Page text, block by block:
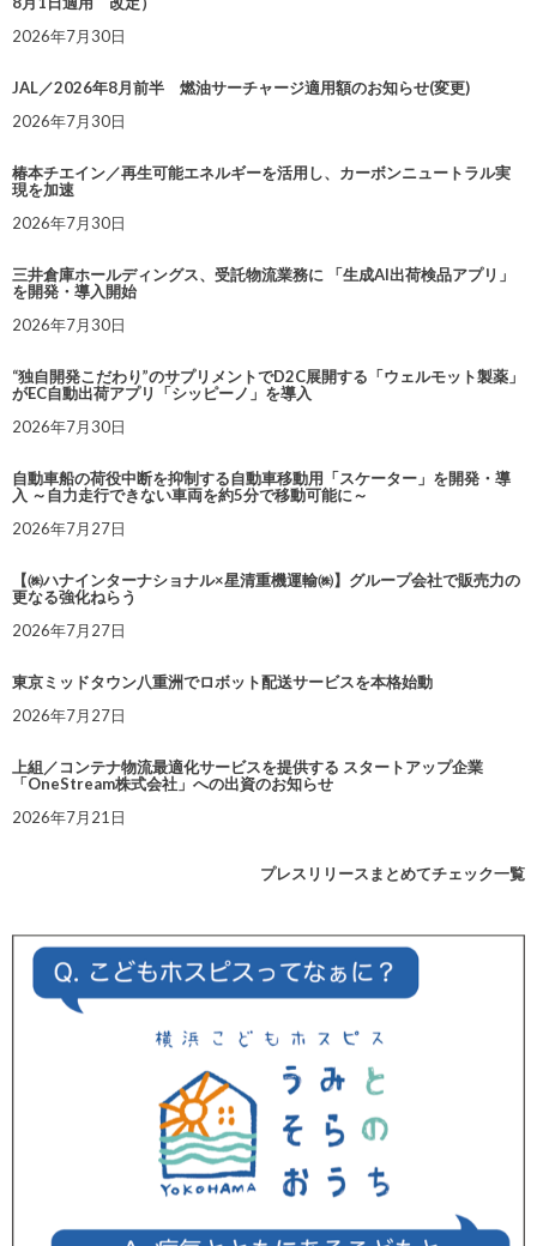
2026年7月30日
JAL／2026年8月前半 燃油サーチャージ適用額のお知らせ(変更)
2026年7月30日
椿本チエイン／再生可能エネルギーを活用し、カーボンニュートラル実
現を加速
2026年7月30日
三井倉庫ホールディングス、受託物流業務に 「生成AI出荷検品アプリ」
を開発・導入開始
2026年7月30日
“独自開発こだわり”のサプリメントでD2C展開する「ウェルモット製薬」
がEC自動出荷アプリ「シッピーノ」を導入
2026年7月30日
自動車船の荷役中断を抑制する自動車移動用「スケーター」を開発・導
入 ～自力走行できない車両を約5分で移動可能に～
2026年7月27日
【㈱ハナインターナショナル×星清重機運輸㈱】グループ会社で販売力の
更なる強化ねらう
2026年7月27日
東京ミッドタウン八重洲でロボット配送サービスを本格始動
2026年7月27日
上組／コンテナ物流最適化サービスを提供する スタートアップ企業
「OneStream株式会社」への出資のお知らせ
2026年7月21日
プレスリリースまとめてチェック一覧